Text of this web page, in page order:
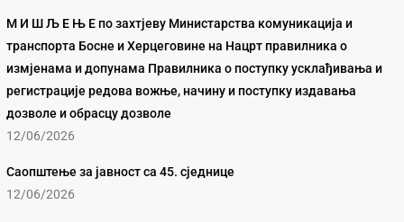
М И Ш Љ Е Њ Е по захтјеву Министарства комуникација и
транспорта Босне и Херцеговине на Нацрт правилника о
измјенама и допунама Правилника о поступку усклађивања и
регистрације редова вожње, начину и поступку издавања
дозволе и обрасцу дозволе
12/06/2026
Саопштење за јавност са 45. сједнице
12/06/2026